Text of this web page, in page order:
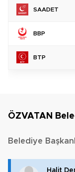
SAADET
BBP
BTP
ÖZVATAN
Belediye
Halit